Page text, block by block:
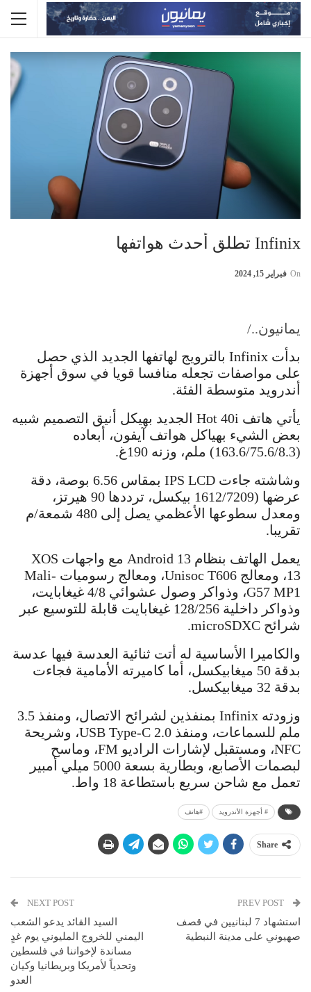
Infinix تطلق أحدث هواتفها
On فبراير 15, 2024
يمانيون../
بدأت Infinix بالترويج لهاتفها الجديد الذي حصل
على مواصفات تجعله منافسا قويا في سوق أجهزة
أندرويد متوسطة الفئة.
يأتي هاتف Hot 40i الجديد بهيكل أنيق التصميم شبيه
بعض الشيء بهياكل هواتف آيفون، أبعاده
(163.6/75.6/8.3) ملم، وزنه 190غ.
وشاشته جاءت IPS LCD بمقاس 6.56 بوصة، دقة
عرضها (1612/7209 بيكسل، ترددها 90 هيرتز،
ومعدل سطوعها الأعظمي يصل إلى 480 شمعة/م
تقريبا.
يعمل الهاتف بنظام Android 13 مع واجهات XOS
13، ومعالج Unisoc T606، ومعالج رسوميات Mali-
G57 MP1، وذواكر وصول عشوائي 4/8 غيغابايت،
وذواكر داخلية 128/256 غيغابايت قابلة للتوسيع عبر
شرائح microSDXC.
والكاميرا الأساسية له أتت ثنائية العدسة فيها عدسة
بدقة 50 ميغابيكسل، أما كاميرته الأمامية فجاءت
بدقة 32 ميغابيكسل.
وزودته Infinix بمنفذين لشرائح الاتصال، ومنفذ 3.5
ملم للسماعات، ومنفذ USB Type-C 2.0، وشريحة
NFC، ومستقبل لإشارات الراديو FM، وماسح
لبصمات الأصابع، وبطارية بسعة 5000 ميلي أمبير
تعمل مع شاحن سريع باستطاعة 18 واط.
# أجهزة الأندرويد #هاتف
Share
استشهاد 7 لبنانيين في قصف
صهيوني على مدينة النبطية
NEXT POST
السيد القائد يدعو الشعب
اليمني للخروج المليوني يوم غدٍ
مساندة لإخواننا في فلسطين
وتحدياً لأمريكا وبريطانيا وكيان
العدو